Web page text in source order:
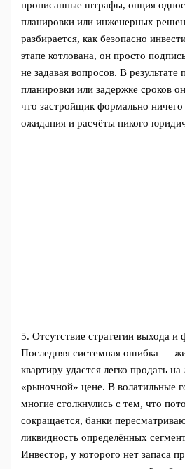
прописанные штрафы, опция
планировки или инженерных
разбирается, как безопасно
этапе котлована, он просто
не задавая вопросов. В результате
планировки или задержке сроков
что застройщик формально
ожидания и расчёты никого
5. Отсутствие стратегии выхода
Последняя системная ошибка —
квартиру удастся легко продать
«рыночной» цене. В волатильные
многие столкнулись с тем, что
сокращается, банки
ликвидность определённых
Инвестор, у которого нет запаса